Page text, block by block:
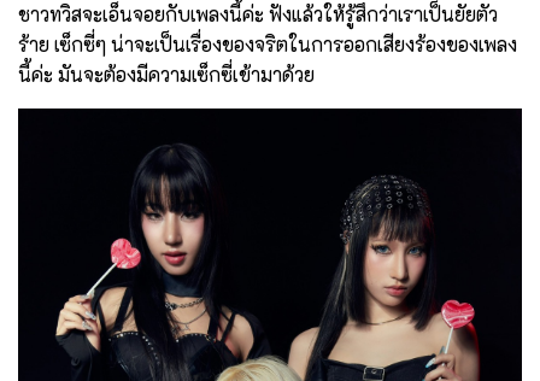
ชาวทวิสจะเอ็นจอยกับเพลงนี้ค่ะ ฟังแล้วให้รู้สึกว่าเราเป็นยัยตัว
ร้าย เซ็กซี่ๆ น่าจะเป็นเรื่องของจริตในการออกเสียงร้องของเพลง
นี้ค่ะ มันจะต้องมีความเซ็กซี่เข้ามาด้วย